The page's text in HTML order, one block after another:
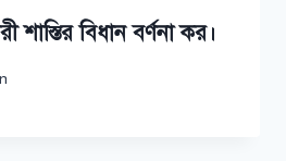
শাস্তির বিধান বর্ণনা কর।